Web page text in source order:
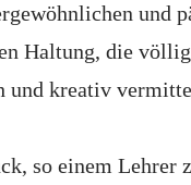
und
Haltung, die völlig
und kreativ
so einem Lehrer